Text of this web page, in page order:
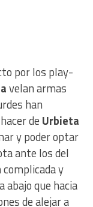
por los play-
velan armas
han
de Urbieta
y poder optar
ante los del
y
abajo que hacia
de alejar a